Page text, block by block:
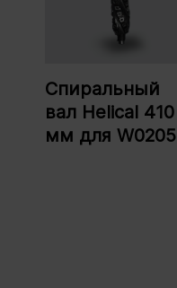
Спиральный
вал Helical 410
мм для W0205